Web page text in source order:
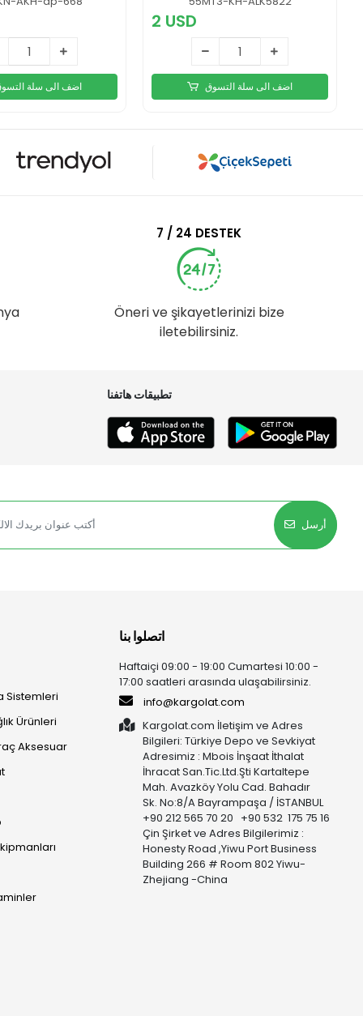
اضف الى سلة
2 USD
اضف الى سلة التسوق
7 / 24 DESTEK
Öneri ve şikayetlerinizi bize
iletebilirsiniz.
تطبيقات هاتفنا
أرسل
Sistemleri
Ürünleri
Aksesuar
اتصلوا بنا
Haftaiçi 09:00 - 19:00 Cumartesi 10:00 -
17:00 saatleri arasında ulaşabilirsiniz.
info@kargolat.com
Kargolat.com İletişim ve Adres
Bilgileri: Türkiye Depo ve Sevkiyat
Adresimiz : Mbois İnşaat İthalat
İhracat San.Tic.Ltd.Şti Kartaltepe
Mah. Avazköy Yolu Cad. Bahadır
Sk. No:8/A Bayrampaşa / İSTANBUL
+90 212 565 70 20 +90 532 175 75 16
Çin Şirket ve Adres Bilgilerimiz :
Honesty Road ,Yiwu Port Business
Building 266 # Room 802 Yiwu-
Zhejiang -China